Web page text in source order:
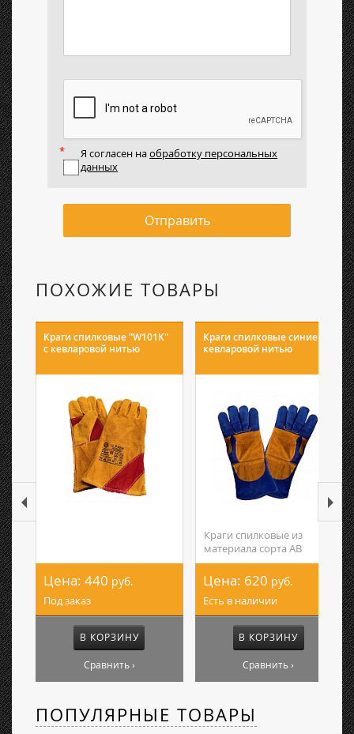
Я согласен наобработку персональных
данных
Отправить
ПОХОЖИЕ ТОВАРЫ
Краги спилковые "W101K"
с кевларовой нитью
Цена: 440 руб.
Под заказ
В КОРЗИНУ
Сравнить ›
Краги спилковые синие с
кевларовой нитью
Краги спилковые из
материала сорта AB
Цена: 620 руб.
Есть в наличии
В КОРЗИНУ
Сравнить ›
ПОПУЛЯРНЫЕ ТОВАРЫ